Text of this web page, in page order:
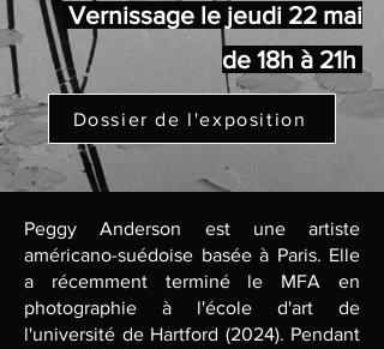
Vernissage le jeudi 22 mai
de 18h à 21h
Dossier de l'exposition
Peggy Anderson est une artiste
américano-suédoise basée à Paris. Elle
a récemment terminé le MFA en
photographie à l'école d'art de
l'université de Hartford (2024). Pendant